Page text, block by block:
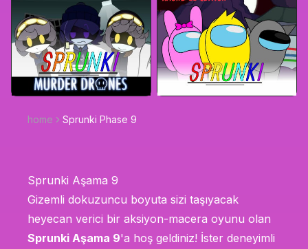
home Sprunki Phase 9
Sprunki Aşama 9
Gizemli dokuzuncu boyuta sizi taşıyacak
heyecan verici bir aksiyon-macera oyunu olan
Sprunki Aşama 9'a hoş geldiniz! İster deneyimli